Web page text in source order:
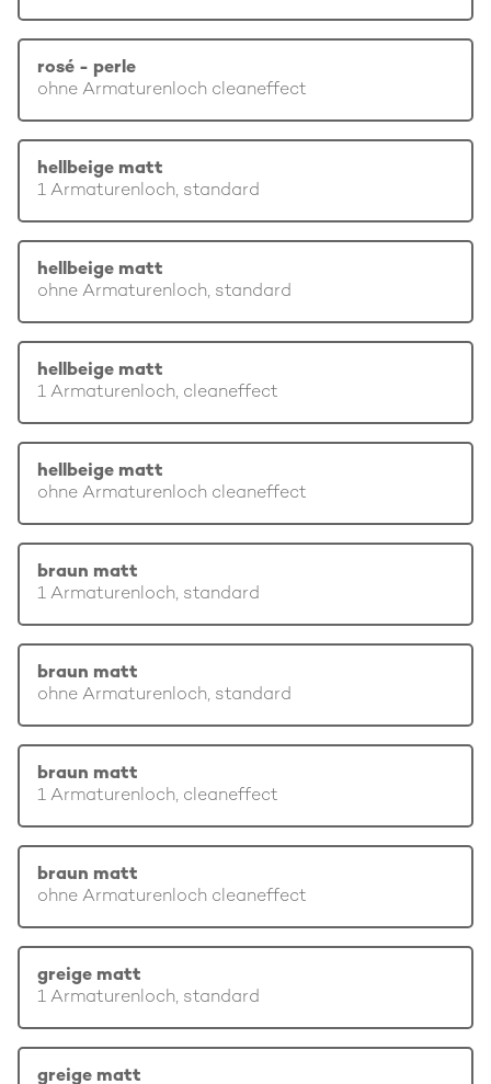
rosé - perle
ohne Armaturenloch cleaneffect
hellbeige matt
1 Armaturenloch, standard
hellbeige matt
ohne Armaturenloch, standard
hellbeige matt
1 Armaturenloch, cleaneffect
hellbeige matt
ohne Armaturenloch cleaneffect
braun matt
1 Armaturenloch, standard
braun matt
ohne Armaturenloch, standard
braun matt
1 Armaturenloch, cleaneffect
braun matt
ohne Armaturenloch cleaneffect
greige matt
1 Armaturenloch, standard
greige matt